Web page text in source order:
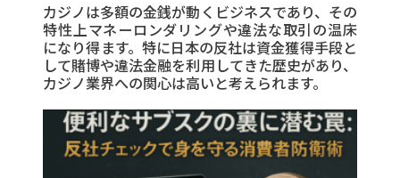
カジノは多額の金銭が動くビジネスであり、その
特性上マネーロンダリングや違法な取引の温床
になり得ます。特に日本の反社は資金獲得手段と
して賭博や違法金融を利用してきた歴史があり、
カジノ業界への関心は高いと考えられます。